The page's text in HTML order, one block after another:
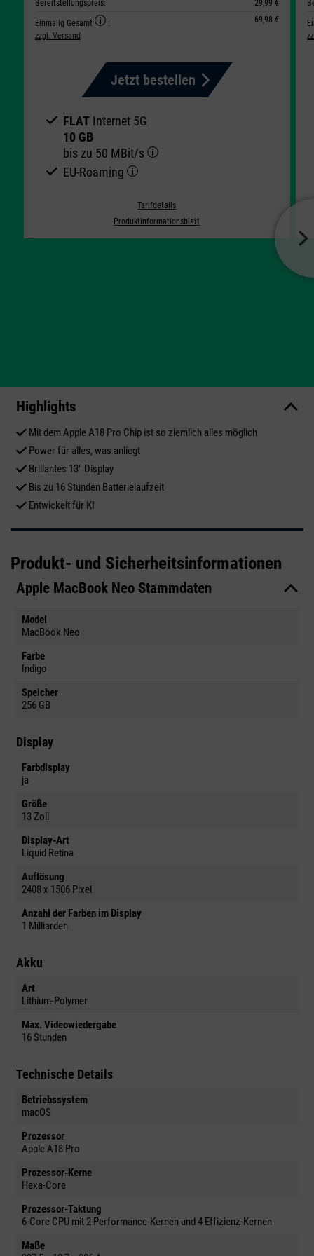
Bereitstellungspreis:
29,99 €
Einmalig Gesamt :
69,98 €
zzgl. Versand
Jetzt bestellen
FLATInternet 5G
10 GB
bis zu 50 MBit/s
EU-Roaming
Tarifdetails
Produktinformationsblatt
Highlights
Mit dem Apple A18 Pro Chip ist so ziemlich alles möglich
Power für alles, was anliegt
Brillantes 13" Display
Bis zu 16 Stunden Batterielaufzeit
Entwickelt für KI
Produkt- und Sicherheitsinformationen
Apple MacBook Neo Stammdaten
Model
MacBook Neo
Farbe
Indigo
Speicher
256 GB
Display
Farbdisplay
ja
Größe
13 Zoll
Display-Art
Liquid Retina
Auflösung
2408 x 1506 Pixel
Anzahl der Farben im Display
1 Milliarden
Akku
Art
Lithium-Polymer
Max. Videowiedergabe
16 Stunden
Technische Details
Betriebssystem
macOS
Prozessor
Apple A18 Pro
Prozessor-Kerne
Hexa-Core
Prozessor-Taktung
6-Core CPU mit 2 Performance-Kernen und 4 Effizienz-Kernen
Maße